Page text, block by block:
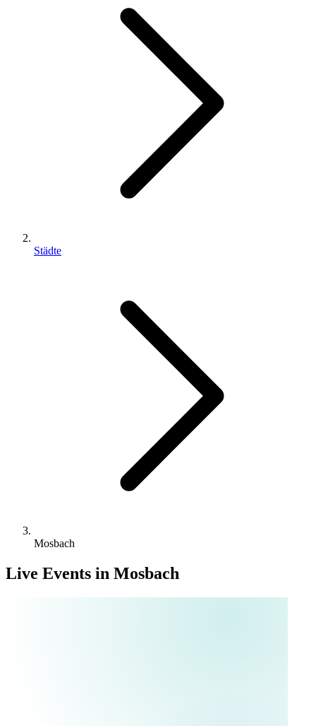
Städte
Mosbach
Live Events in Mosbach